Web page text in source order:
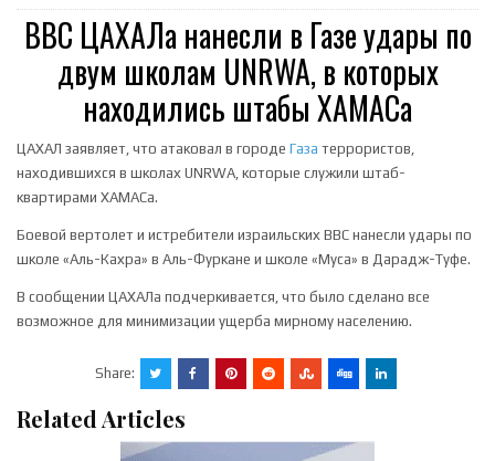
ВВС ЦАХАЛа нанесли в Газе удары по
двум школам UNRWA, в которых
находились штабы ХАМАСа
ЦАХАЛ заявляет, что атаковал в городе Газа террористов,
находившихся в школах UNRWA, которые служили штаб-
квартирами ХАМАСа.
Боевой вертолет и истребители израильских ВВС нанесли удары по
школе «Аль-Кахра» в Аль-Фуркане и школе «Муса» в Дарадж-Туфе.
В сообщении ЦАХАЛа подчеркивается, что было сделано все
возможное для минимизации ущерба мирному населению.
Share:
Related Articles